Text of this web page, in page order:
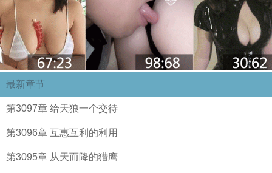
最新章节
第3097章 给天狼一个交待
第3096章 互惠互利的利用
第3095章 从天而降的猎鹰